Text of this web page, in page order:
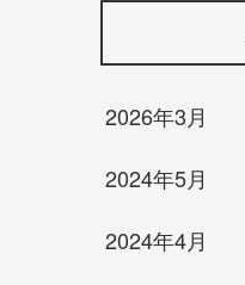
2026年3月
2024年5月
2024年4月